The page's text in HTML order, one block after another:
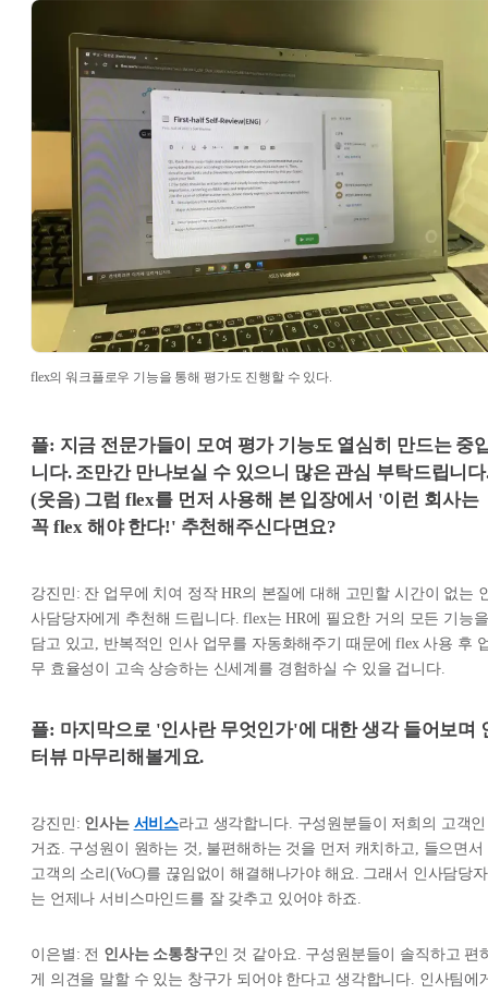
flex의 워크플로우 기능을 통해 평가도 진행할 수 있다.
플: 지금 전문가들이 모여 평가 기능도 열심히 만드는 중
니다. 조만간 만나보실 수 있으니 많은 관심 부탁드립니
(웃음) 그럼 flex를 먼저 사용해 본 입장에서 '이런 회사는
꼭 flex 해야 한다!' 추천해주신다면요?
강진민: 잔 업무에 치여 정작 HR의 본질에 대해 고민할 시간이 없는
사담당자에게 추천해 드립니다. flex는 HR에 필요한 거의 모든 기능을
담고 있고, 반복적인 인사 업무를 자동화해주기 때문에 flex 사용 후
무 효율성이 고속 상승하는 신세계를 경험하실 수 있을 겁니다.
플: 마지막으로 '인사란 무엇인가'에 대한 생각 들어보며
터뷰 마무리해볼게요.
강진민: 인사는 서비스라고 생각합니다. 구성원분들이 저희의 고객인
거죠. 구성원이 원하는 것, 불편해하는 것을 먼저 캐치하고, 들으면서
고객의 소리(VoC)를 끊임없이 해결해나가야 해요. 그래서 인사담당자
는 언제나 서비스마인드를 잘 갖추고 있어야 하죠.
이은별: 전 인사는 소통창구인 것 같아요. 구성원분들이 솔직하고 편
게 의견을 말할 수 있는 창구가 되어야 한다고 생각합니다. 인사팀에